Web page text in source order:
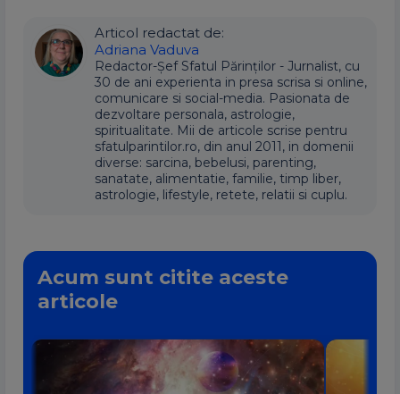
Articol redactat de:
Adriana Vaduva
Redactor-Șef Sfatul Părinților - Jurnalist, cu
30 de ani experienta in presa scrisa si online,
comunicare si social-media. Pasionata de
dezvoltare personala, astrologie,
spiritualitate. Mii de articole scrise pentru
sfatulparintilor.ro, din anul 2011, in domenii
diverse: sarcina, bebelusi, parenting,
sanatate, alimentatie, familie, timp liber,
astrologie, lifestyle, retete, relatii si cuplu.
Acum sunt citite aceste
articole